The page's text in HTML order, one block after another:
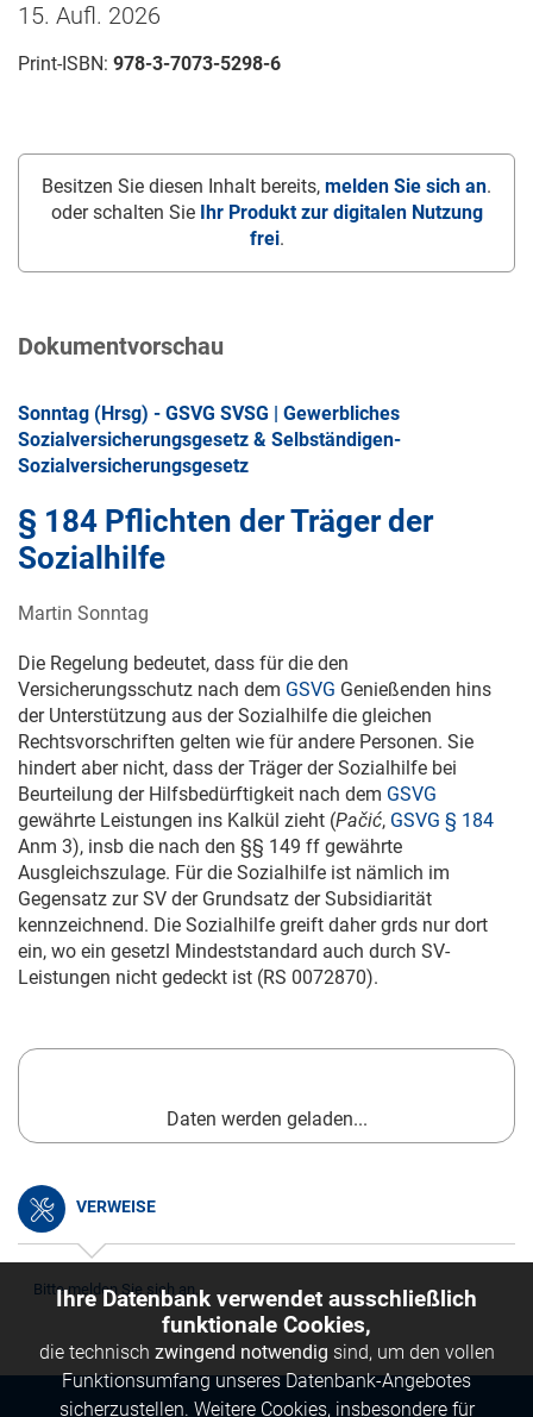
15. Aufl. 2026
Print-ISBN: 978-3-7073-5298-6
Besitzen Sie diesen Inhalt bereits, melden Sie sich an.
oder schalten Sie
Ihr Produkt zur digitalen Nutzung
frei.
Dokumentvorschau
Sonntag (Hrsg) - GSVG SVSG | Gewerbliches
Sozialversicherungsgesetz & Selbständigen-
Sozialversicherungsgesetz
§ 184 Pflichten der Träger der
Sozialhilfe
Martin Sonntag
Die Regelung bedeutet, dass für die den
Versicherungsschutz nach dem GSVG Genießenden hins
der Unterstützung aus der Sozialhilfe die gleichen
Rechtsvorschriften gelten wie für andere Personen. Sie
hindert aber nicht, dass der Träger der Sozialhilfe bei
Beurteilung der Hilfsbedürftigkeit nach dem GSVG
gewährte Leistungen ins Kalkül zieht (Pačić, GSVG § 184
Anm 3), insb die nach den §§ 149 ff gewährte
Ausgleichszulage. Für die Sozialhilfe ist nämlich im
Gegensatz zur SV der Grundsatz der Subsidiarität
kennzeichnend. Die Sozialhilfe greift daher grds nur dort
ein, wo ein gesetzl Mindeststandard auch durch SV-
Leistungen nicht gedeckt ist (RS 0072870).
Daten werden geladen...
VERWEISE
Bitte melden Sie sich an.
Ihre Datenbank verwendet ausschließlich
funktionale Cookies,
die technisch zwingend notwendig sind, um den vollen
Funktionsumfang unseres Datenbank-Angebotes
sicherzustellen. Weitere Cookies, insbesondere für